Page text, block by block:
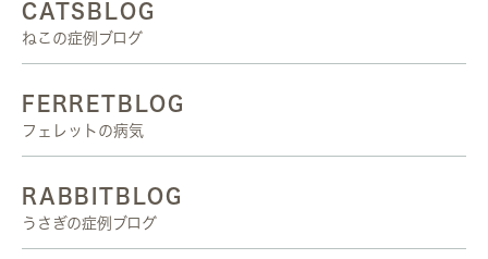
CATSBLOG
ねこの症例ブログ
FERRETBLOG
フェレットの病気
RABBITBLOG
うさぎの症例ブログ